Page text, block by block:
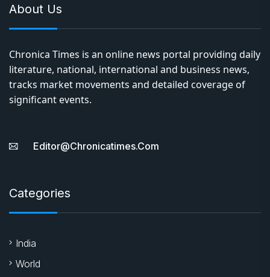
About Us
Chronica Times is an online news portal providing daily
literature, national, international and business news,
tracks market movements and detailed coverage of
significant events.
Editor@chronicatimes.com
Categories
India
World